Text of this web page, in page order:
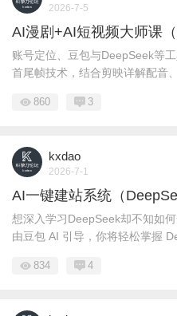
2026-7-5
AI漫剧+AI短视频大师课（
账号定位、豆包与DeepSeek等
首尾帧技术，结合剪映详解配音、
860 3
kxdao
2026-7-1
AI一键建站系统（
想深入学习DeepSeek却不知如
由豆包 AI 引导，你将轻松掌握 De
834 4